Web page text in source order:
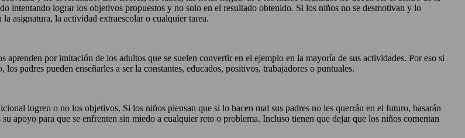
intentando lograr los objetivos propuestos y no solo en el resultado obtenido. Si los niños no se desmotivan y lo
asignatura, la actividad extraescolar o cualquier tarea.
por imitación de los adultos que se suelen convertir en el ejemplo en la mayoría de sus actividades. Por eso si
padres pueden enseñarles a ser la constantes, educados, positivos, trabajadores o puntuales.
logren o no los objetivos. Si los niños piensan que si lo hacen mal sus padres no les querrán en el futuro, basarán
apoyo para que se enfrenten sin miedo a cualquier reto o problema. Incluso tienen que dejar que los niños comentan